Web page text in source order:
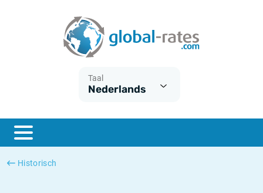
Taal
Nederlands
Historisch
ESTER
SONIA
Wat is CPI inflatie?
Wat is HICP inflatie?
Nederlandse inflatie - CPI
Amerikaanse inflatie - CPI
Euribor historie
SOFR historie
TONAR historie
Inflatiecalculator